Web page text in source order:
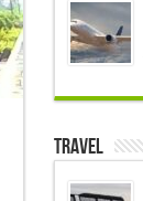
Travel